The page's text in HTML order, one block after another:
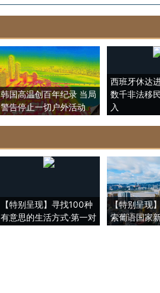
韩国高温创百年纪录 当局
警告停止一切户外活动
西班牙休达
数千非法移
入
【特别呈现】寻找100种
有意思的生活方式·第一对
【特别呈现
索葡语国家